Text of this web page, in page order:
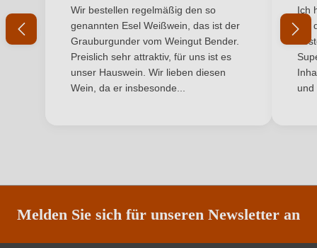
adresse
58051 Magliano in Toscana, Italien
Inhalt 0,75 L
2023
Region
Traubenfarbe Weiß
Ihr Passwort
Ich habe mein Passwort vergessen
Durchschnittliche Bewertung von 5 von 5 Sternen
Wir bestellen regelmäßig den so
genannten Esel Weißwein, das ist der
Grauburgunder vom Weingut Bender.
Preislich sehr attraktiv, für uns ist es
unser Hauswein. Wir lieben diesen
Wein, da er insbesonde...
Ich
mit
und
Melden Sie sich für unseren Newsletter an